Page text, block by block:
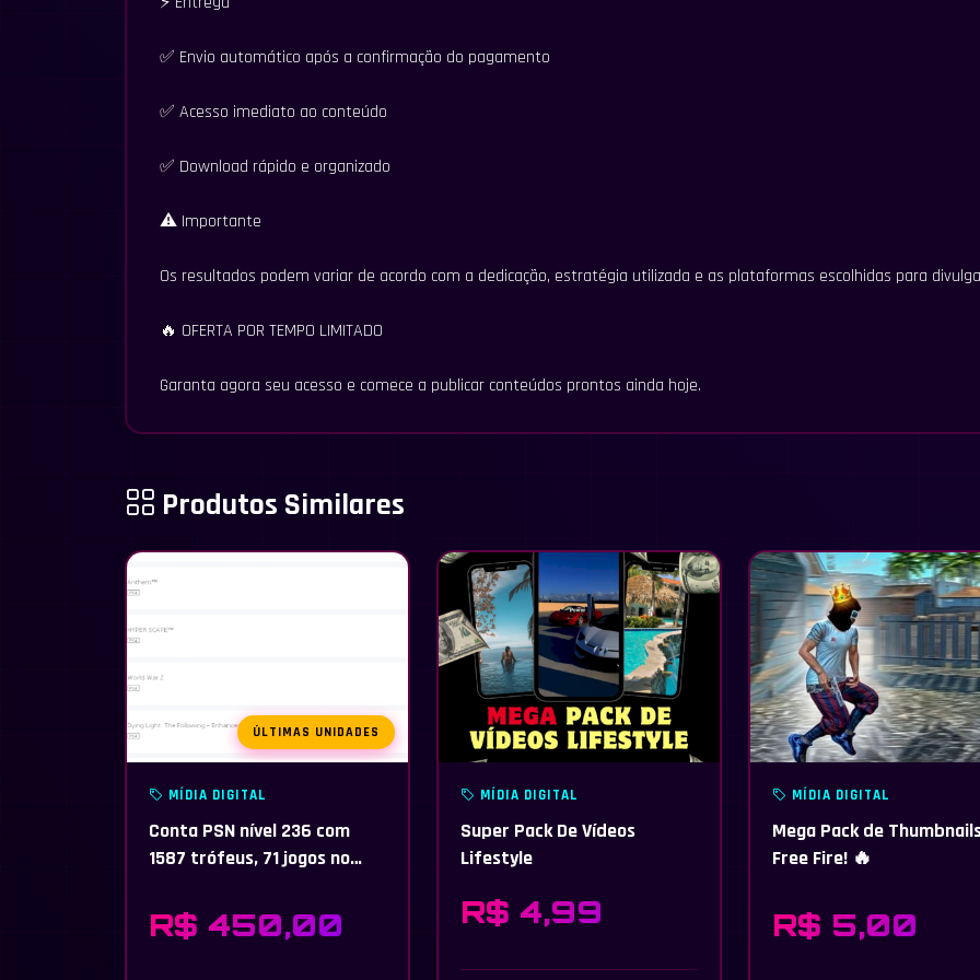
✅ Envio automático após a confirmação do pagamento
✅ Acesso imediato ao conteúdo
✅ Download rápido e organizado
⚠️ Importante
Os resultados podem variar de acordo com a dedicação, estratégia utilizada e as plataformas escolhidas para
🔥 OFERTA POR TEMPO LIMITADO
Garanta agora seu acesso e comece a publicar conteúdos prontos ainda hoje.
Produtos Similares
ÚLTIMAS UNIDADES
MÍDIA DIGITAL
Conta PSN nível 236 com
1587 trófeus, 71 jogos no
R$ 450,00
MÍDIA DIGITAL
Super Pack De Vídeos
Lifestyle
R$ 4,99
MÍDIA DIGITAL
Mega Pack de
Free Fire! 🔥
R$ 5,00